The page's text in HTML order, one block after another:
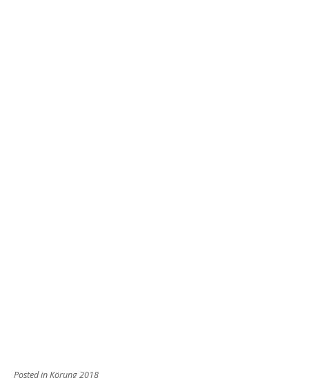
Posted inKörung 2018